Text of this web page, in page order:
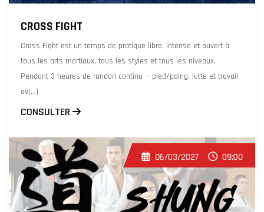
CROSS FIGHT
Cross Fight est un temps de pratique libre, intense et ouvert à
tous les arts martiaux, tous les styles et tous les niveaux.
Pendant 3 heures de randori continu — pied/poing, lutte et travail
av[...]
CONSULTER
06/03/2027 09:00